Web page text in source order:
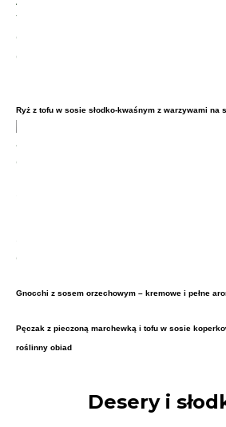
Ryż z tofu w sosie słodko-kwaśnym z warzywami na
Gnocchi z sosem orzechowym – kremowe i pełne
Pęczak z pieczoną marchewką i tofu w sosie
roślinny obiad
Desery i